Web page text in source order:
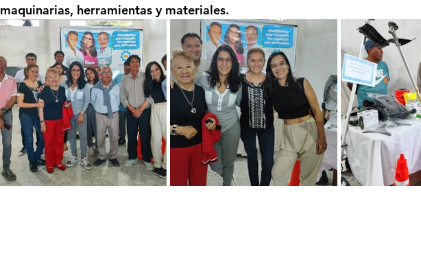
maquinarias, herramientas y materiales.